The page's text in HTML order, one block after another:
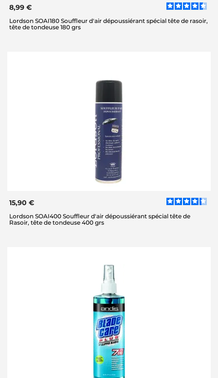
8,99 €
Lordson SOAI180 Souffleur d'air dépoussiérant spécial tête de rasoir,
tête de tondeuse 180 grs
15,90 €
Lordson SOAI400 Souffleur d'air dépoussiérant spécial tête de
Rasoir, tête de tondeuse 400 grs